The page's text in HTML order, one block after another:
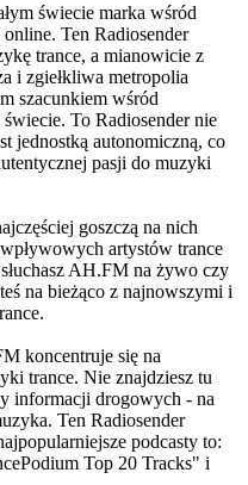
świecie marka wśród
Ten Radiosender
trance, a mianowicie z
i zgiełkliwa metropolia
szacunkiem wśród
To Radiosender nie
jednostką autonomiczną, co
pasji do muzyki
goszczą na nich
artystów trance
AH.FM na żywo czy
na bieżąco z najnowszymi i
koncentruje się na
trance. Nie znajdziesz tu
informacji drogowych - na
Ten Radiosender
podcasty to:
Top 20 Tracks" i